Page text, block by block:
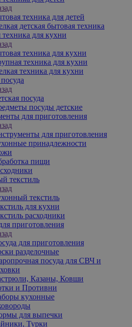
техника для детей
детская бытовая техника
техника для кухни
техника для кухни
техника для кухни
техника для кухни
посуда
посуды детские
для приготовления
для приготовления
принадлежности
пищи
текстиль
текстиль
для кухни
расходники
приготовления
для приготовления
разделочные
посуда для СВЧ и
Казаны, Ковши
и Противни
кухонные
для выпечки
Турки